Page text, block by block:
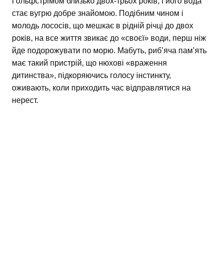
стає вугрю добре знайомою. Подібним чином і
молодь лососів, що мешкає в рідній річці до двох
років, на все життя звикає до «своєї» води, перш ніж
йде подорожувати по морю. Мабуть, риб’яча пам’ять
має такий пристрій, що нюхові «враження
дитинства», підкоряючись голосу інстинкту,
оживають, коли приходить час відправлятися на
нерест.